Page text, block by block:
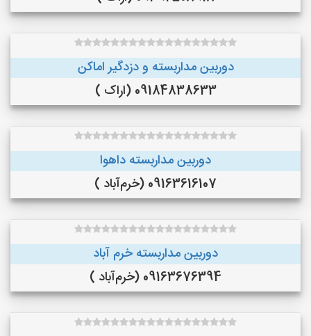
دوربین مداربسته و دزدگیر اماکن
09184838633 (اراک )
دوربین مداربسته داهوا
09163616107 (خرم‌آباد )
دوربین مداربسته خرم آباد
09163676394 (خرم‌آباد )